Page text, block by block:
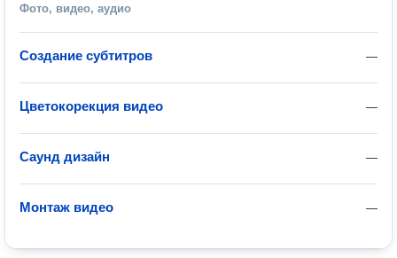
Фото, видео, аудио
—
Создание субтитров
—
Цветокорекция видео
—
Саунд дизайн
—
Монтаж видео